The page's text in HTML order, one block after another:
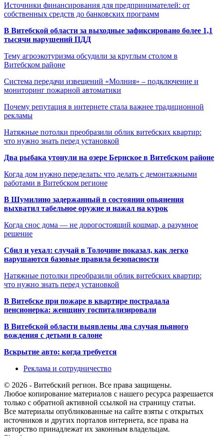
Источники финансирования для предпринимателей: от
собственных средств до банковских программ
В Витебской области за выходные зафиксировано более 1,1
тысячи нарушений ПДД
Тему агроэкотуризма обсудили за круглым столом в
Витебском районе
Система передачи извещений «Молния» – подключение и
мониторинг пожарной автоматики
Почему репутация в интернете стала важнее традиционной
рекламы
Натяжные потолки преобразили облик витебских квартир:
что нужно знать перед установкой
Два рыбака утонули на озере Бернское в Витебском районе
Когда дом нужно переделать: что делать с демонтажными
работами в Витебском регионе
В Шумилино задержанный в состоянии опьянения
выхватил табельное оружие и нажал на курок
Когда снос дома — не дорогостоящий кошмар, а разумное
решение
Сбил и уехал: случай в Толочине показал, как легко
нарушаются базовые правила безопасности
Натяжные потолки преобразили облик витебских квартир:
что нужно знать перед установкой
В Витебске при пожаре в квартире пострадала
пенсионерка: женщину госпитализировали
В Витебской области выявлены два случая пьяного
вождения с детьми в салоне
Вскрытие авто: когда требуется
Реклама и сотрудничество
© 2026 - Витебский регион. Все права защищены.
Любое копирование материалов с нашего ресурса разрешается
только с обратной активной ссылкой на страницу статьи.
Все материалы опубликованные на сайте взяты с открытых
источников и других порталов интернета, все права на
авторство принадлежат их законным владельцам.